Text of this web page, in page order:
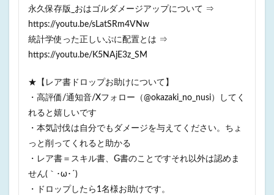
永久保存版_おはゴルダメージアップについて ⇒
https://youtu.be/sLatSRm4VNw
統計学使った正しいぷに配置とは ⇒
https://youtu.be/K5NAjE3z_SM
★【レア書ドロップお助けについて】
・高評価/通知音/Xフォロー（@okazaki_no_nusi）してく
れると嬉しいです
・本気討伐は自分でもダメージを与えてください。ちょ
っと削ってくれると助かる
・レア書＝スキル書、G書のことですそれ以外は認めま
せん(｀･ω･´)
・ドロップしたら1名様お助けです。